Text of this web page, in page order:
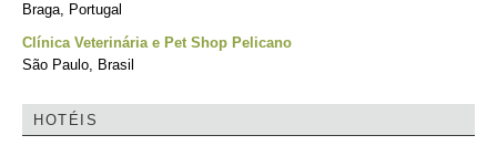
Braga, Portugal
Clínica Veterinária e Pet Shop Pelicano
São Paulo, Brasil
HOTÉIS